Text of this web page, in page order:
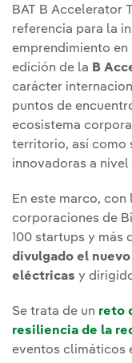
BAT B Accelerator
referencia para la
emprendimiento en
edición de la B
carácter
puntos de
ecosistema
territorio, así como
innovadoras a
En este marco,
corporaciones de
100 startups y más
divulgado el
eléctricas y
Se trata de un reto
resiliencia de la
eventos climáticos